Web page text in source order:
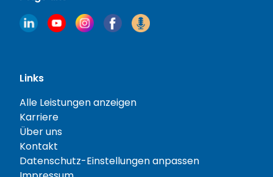
Links
Alle Leistungen anzeigen
Karriere
Über uns
Kontakt
Datenschutz-Einstellungen anpassen